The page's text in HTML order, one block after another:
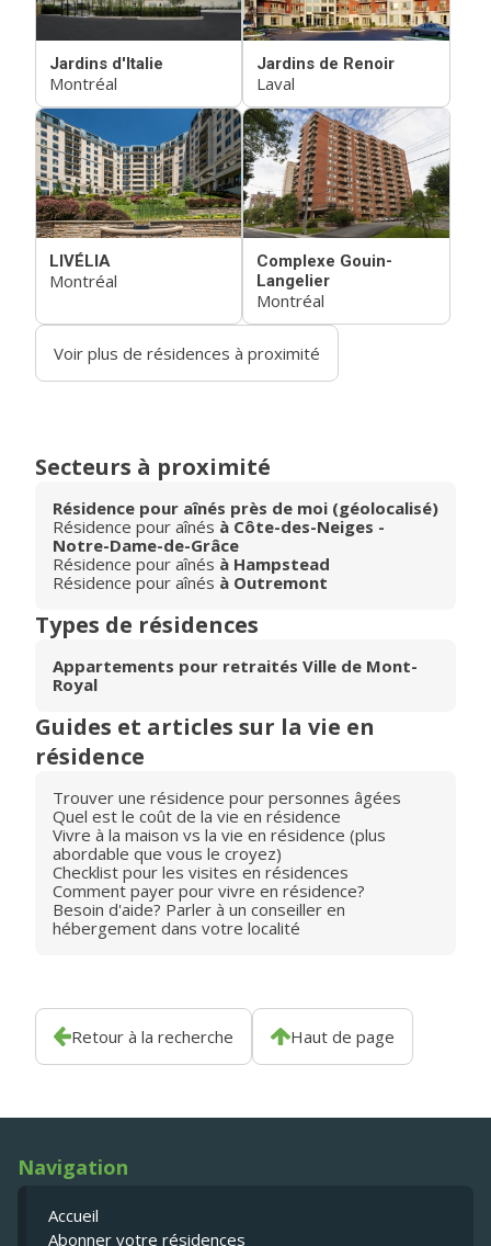
Jardins d'Italie
Montréal
Jardins de Renoir
Laval
LIVÉLIA
Montréal
Complexe Gouin-
Langelier
Montréal
Voir plus de résidences à proximité
Secteurs à proximité
Résidence pour aînés près de moi (géolocalisé)
Résidence pour aînés à Côte-des-Neiges -
Notre-Dame-de-Grâce
Résidence pour aînés à Hampstead
Résidence pour aînés à Outremont
Types de résidences
Appartements pour retraités Ville de Mont-
Royal
Guides et articles sur la vie en
résidence
Trouver une résidence pour personnes âgées
Quel est le coût de la vie en résidence
Vivre à la maison vs la vie en résidence (plus
abordable que vous le croyez)
Checklist pour les visites en résidences
Comment payer pour vivre en résidence?
Besoin d'aide? Parler à un conseiller en
hébergement dans votre localité
Retour à la recherche Haut de page
Navigation
Accueil
Abonner votre résidences